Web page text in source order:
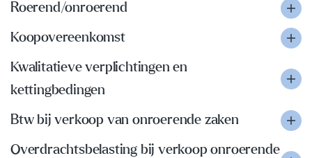
Roerend/onroerend
Koopovereenkomst
Kwalitatieve verplichtingen en
kettingbedingen
Btw bij verkoop van onroerende zaken
Overdrachtsbelasting bij verkoop onroerende